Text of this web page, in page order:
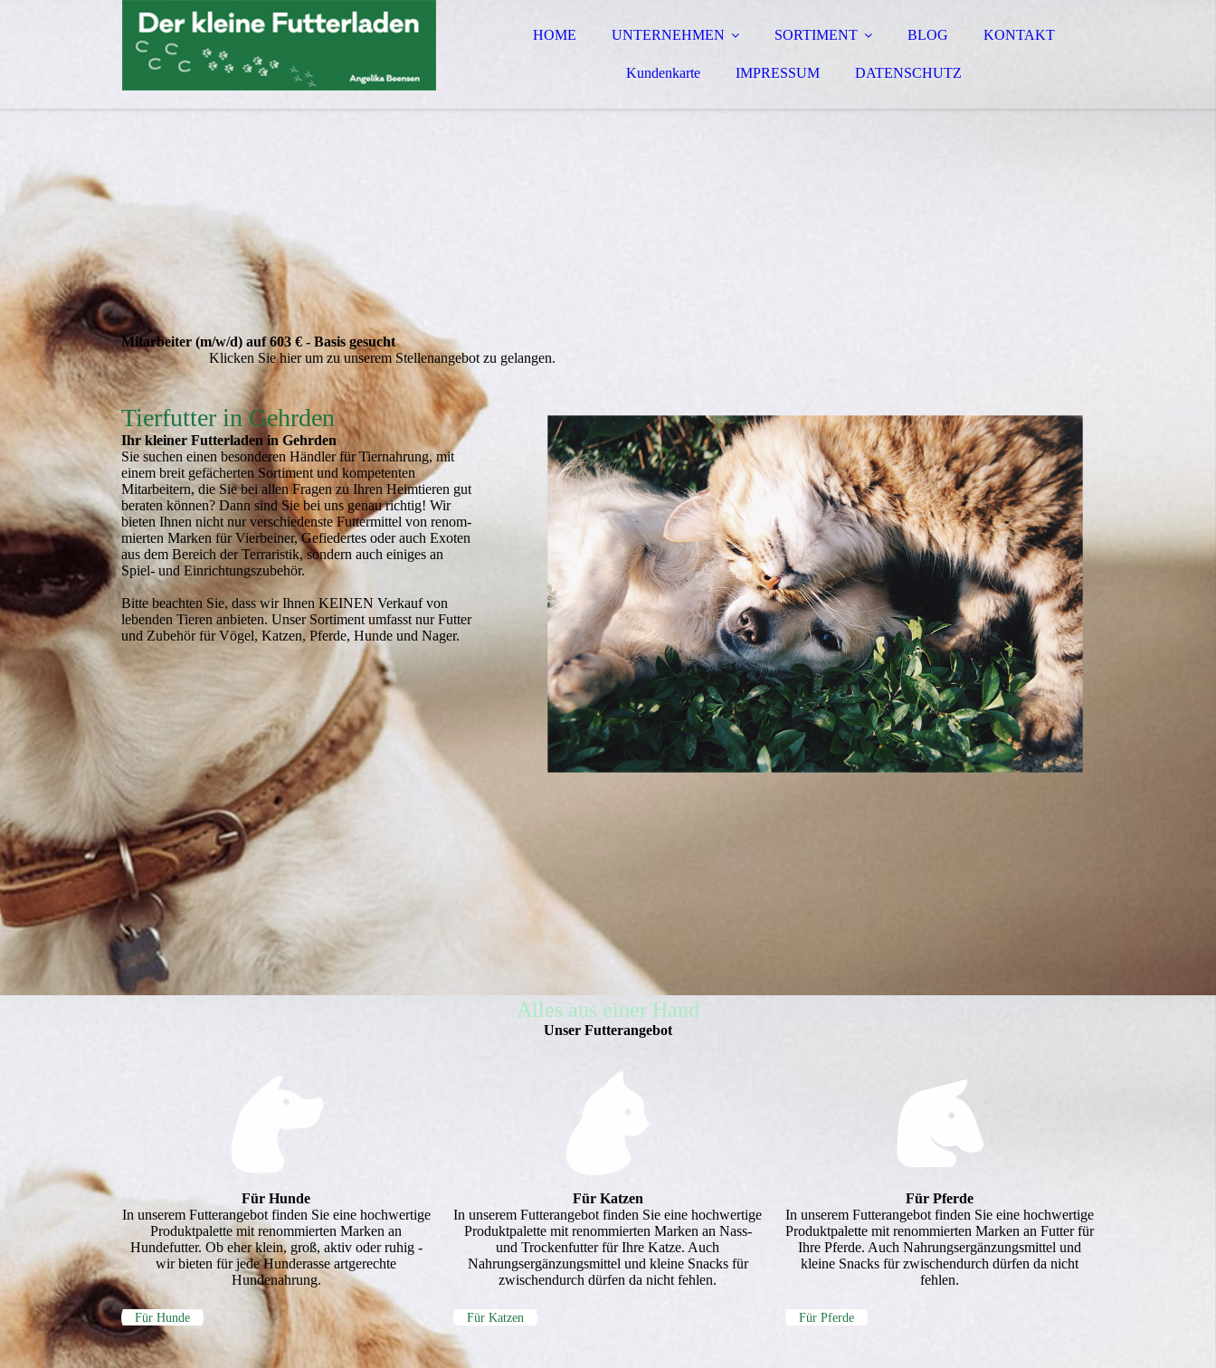
HOME UNTERNEHMEN SORTIMENT BLOG KONTAKT
Kundenkarte IMPRESSUM DATENSCHUTZ
Mitarbeiter (m/w/d) auf 603 € - Basis gesucht
Klicken Sie hier um zu unserem Stellenangebot zu gelangen.
Tierfutter in Gehrden
Ihr kleiner Futter­laden in Gehrden
Sie suchen einen besonderen Händler für Tiernahrung, mit
einem breit gefächerten Sortiment und kompetenten
Mitarbeitern, die Sie bei allen Fragen zu Ihren Heimtieren gut
beraten können? Dann sind Sie bei uns genau richtig! Wir
bieten Ihnen nicht nur verschiedenste Futtermittel von renom­
mierten Marken für Vierbeiner, Gefie­der­tes oder auch Exoten
aus dem Bereich der Terraristik, sondern auch einiges an
Spiel- und Einrichtungszubehör.
Bitte beachten Sie, dass wir Ihnen KEINEN Verkauf von
lebenden Tieren anbieten. Unser Sortiment umfasst nur Futter
und Zubehör für Vögel, Katzen, Pferde, Hunde und Nager.
Alles aus einer Hand
Unser Futter­angebot
Für Hunde
In unserem Futterangebot finden Sie eine hochwertige
Produkt­palette mit renommierten Marken an
Hundefutter. Ob eher klein, groß, aktiv oder ruhig -
wir bieten für jede Hunderasse artgerechte
Hundenahrung.
Für Hunde
Für Katzen
In unserem Futterangebot finden Sie eine hochwertige
Produkt­palette mit renommierten Marken an Nass-
und Trockenfutter für Ihre Katze. Auch
Nahrungsergänzungsmittel und kleine Snacks für
zwischendurch dürfen da nicht fehlen.
Für Katzen
Für Pferde
In unserem Futterangebot finden Sie eine hochwertige
Produkt­palette mit renommierten Marken an Futter für
Ihre Pferde. Auch Nahrungsergänzungsmittel und
kleine Snacks für zwischendurch dürfen da nicht
fehlen.
Für Pferde